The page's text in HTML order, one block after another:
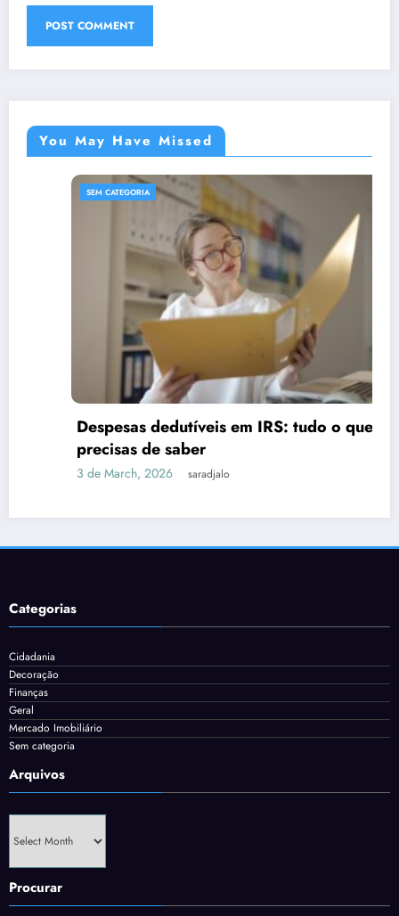
You May Have Missed
SEM CATEGORIA
Despesas dedutíveis em IRS: tudo o que
precisas de saber
3 de March, 2026 saradjalo
Categorias
Cidadania
Decoração
Finanças
Geral
Mercado Imobiliário
Sem categoria
Arquivos
Procurar